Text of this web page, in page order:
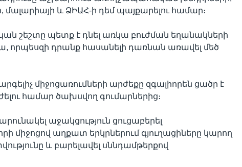
մալարիայի և ՁԻԱՀ-ի դեմ պայքարելու համար։
շեշտը պետք է դնել առկա բուժման եղանակների
որպեսզի դրանք հասանելի դառնան առավել մեծ
միջոցառումների արժեքը զգալիորեն ցածր է
համար ծախսվող գումարներից։
աջակցություն ցուցաբերել
միջոցով աղքատ երկրներում գյուղացիները կարող
և բարելավել սննդամթերքով